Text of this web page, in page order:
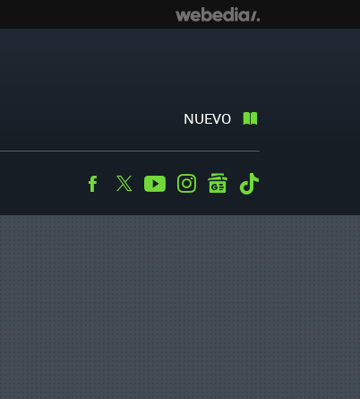
NUEVO
Facebook
TwitterYoutubeInstagramgooglenews